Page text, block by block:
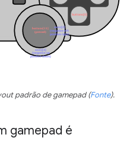
padrão de gamepad (Fonte).
gamepad é